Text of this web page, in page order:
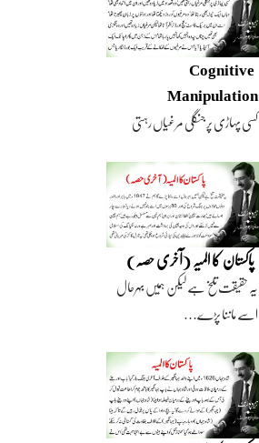
Cognitive
Manipulation
کسی پہاڑی پر جنگلی مرغیاں رہتی
پاکستان کا المیہ (آخری حصہ)
یہ حقیقت تلخ ہے لیکن ہمیں بہرحال
اسے ماننا پڑے…